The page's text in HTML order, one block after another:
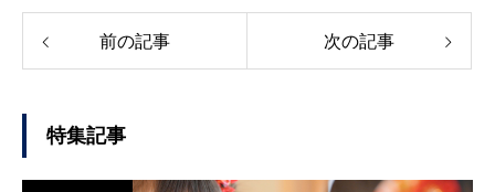
前の記事 次の記事
特集記事